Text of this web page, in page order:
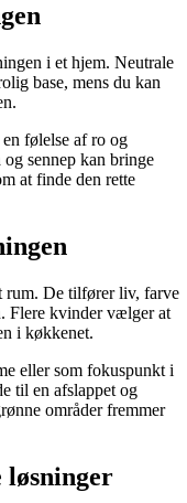
i et hjem. Neutrale
base, mens du kan
følelse af ro og
og sennep kan bringe
at finde den rette
rum. De tilfører liv, farve
Flere kvinder vælger at
i køkkenet.
eller som fokuspunkt i
til en afslappet og
områder fremmer